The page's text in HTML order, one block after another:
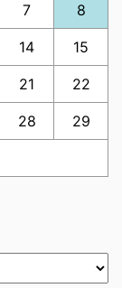
7 8
14 15
21 22
28 29